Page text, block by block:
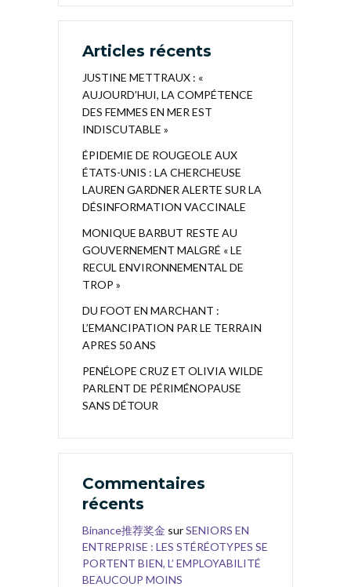
Articles récents
JUSTINE METTRAUX : «
AUJOURD’HUI, LA COMPÉTENCE
DES FEMMES EN MER EST
INDISCUTABLE »
ÉPIDEMIE DE ROUGEOLE AUX
ÉTATS-UNIS : LA CHERCHEUSE
LAUREN GARDNER ALERTE SUR LA
DÉSINFORMATION VACCINALE
MONIQUE BARBUT RESTE AU
GOUVERNEMENT MALGRÉ « LE
RECUL ENVIRONNEMENTAL DE
TROP »
DU FOOT EN MARCHANT :
L’EMANCIPATION PAR LE TERRAIN
APRES 50 ANS
PENÉLOPE CRUZ ET OLIVIA WILDE
PARLENT DE PÉRIMÉNOPAUSE
SANS DÉTOUR
Commentaires
récents
Binance推荐奖金 surSENIORS EN
ENTREPRISE : LES STÉRÉOTYPES SE
PORTENT BIEN, L’ EMPLOYABILITÉ
BEAUCOUP MOINS